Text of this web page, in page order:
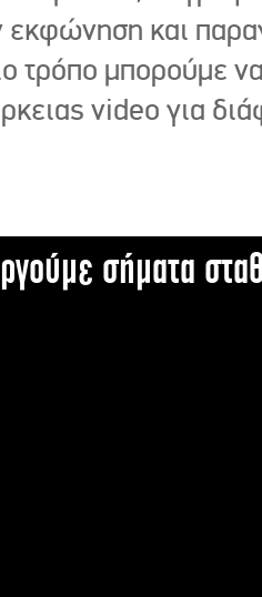
εκφώνηση και
τρόπο μπορούμε
video για
σήματα